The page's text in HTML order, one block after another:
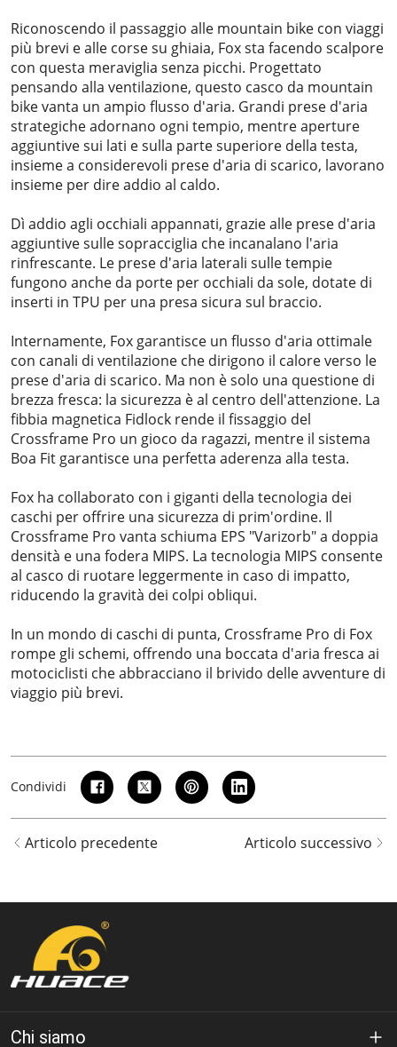
Riconoscendo il passaggio alle mountain bike con viaggi
più brevi e alle corse su ghiaia, Fox sta facendo scalpore
con questa meraviglia senza picchi. Progettato
pensando alla ventilazione, questo casco da mountain
bike vanta un ampio flusso d'aria. Grandi prese d'aria
strategiche adornano ogni tempio, mentre aperture
aggiuntive sui lati e sulla parte superiore della testa,
insieme a considerevoli prese d'aria di scarico, lavorano
insieme per dire addio al caldo.
Dì addio agli occhiali appannati, grazie alle prese d'aria
aggiuntive sulle sopracciglia che incanalano l'aria
rinfrescante. Le prese d'aria laterali sulle tempie
fungono anche da porte per occhiali da sole, dotate di
inserti in TPU per una presa sicura sul braccio.
Internamente, Fox garantisce un flusso d'aria ottimale
con canali di ventilazione che dirigono il calore verso le
prese d'aria di scarico. Ma non è solo una questione di
brezza fresca: la sicurezza è al centro dell'attenzione. La
fibbia magnetica Fidlock rende il fissaggio del
Crossframe Pro un gioco da ragazzi, mentre il sistema
Boa Fit garantisce una perfetta aderenza alla testa.
Fox ha collaborato con i giganti della tecnologia dei
caschi per offrire una sicurezza di prim'ordine. Il
Crossframe Pro vanta schiuma EPS "Varizorb" a doppia
densità e una fodera MIPS. La tecnologia MIPS consente
al casco di ruotare leggermente in caso di impatto,
riducendo la gravità dei colpi obliqui.
In un mondo di caschi di punta, Crossframe Pro di Fox
rompe gli schemi, offrendo una boccata d'aria fresca ai
motociclisti che abbracciano il brivido delle avventure di
viaggio più brevi.
Condividi
Articolo precedente Articolo successivo
Chi siamo